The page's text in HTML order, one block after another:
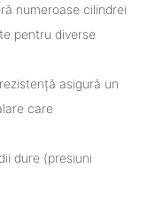
numeroase cilindrei
pentru diverse
asigură un
care
dure (presiuni